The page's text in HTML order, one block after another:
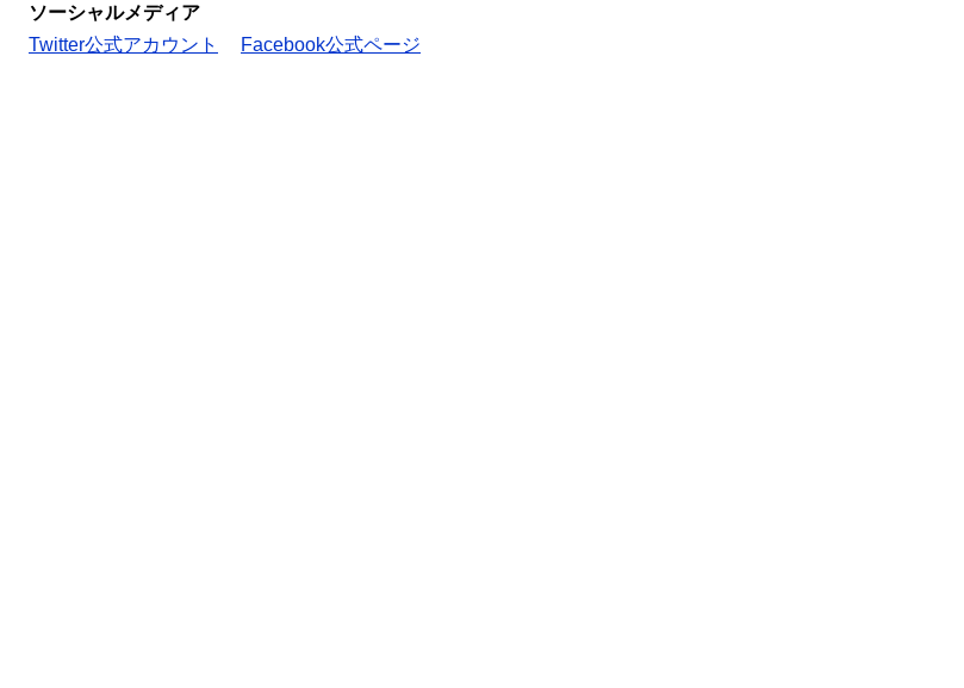
ソーシャルメディア
Twitter公式アカウント
Facebook公式ページ